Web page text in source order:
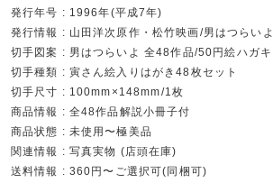
発行年号 : 1996年(平成7年)
発行情報 : 山田洋次原作・松竹映画/男はつらいよ
切手図案 : 男はつらいよ 全48作品/50円絵ハガキ
切手種類 : 寅さん絵入りはがき48枚セット
切手尺寸 : 100mm×148mm/1枚
商品情報 : 全48作品解説小冊子付
商品状態 : 未使用〜極美品
関連情報 : 写真実物 (店頭在庫)
送料情報 : 360円〜ご選択可(同梱可)